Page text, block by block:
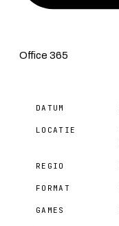
Office 365
DATUM
LOCATIE
REGIO
FORMAT
GAMES